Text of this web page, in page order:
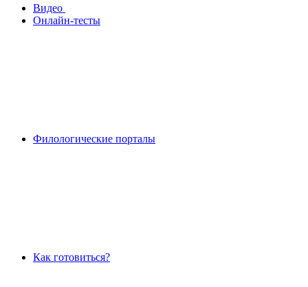
Видео
Онлайн-тесты
Филологические порталы
Как готовиться?